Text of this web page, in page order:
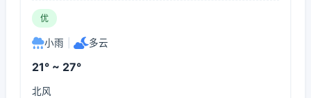
优
小雨 多云
21° ~ 27°
北风